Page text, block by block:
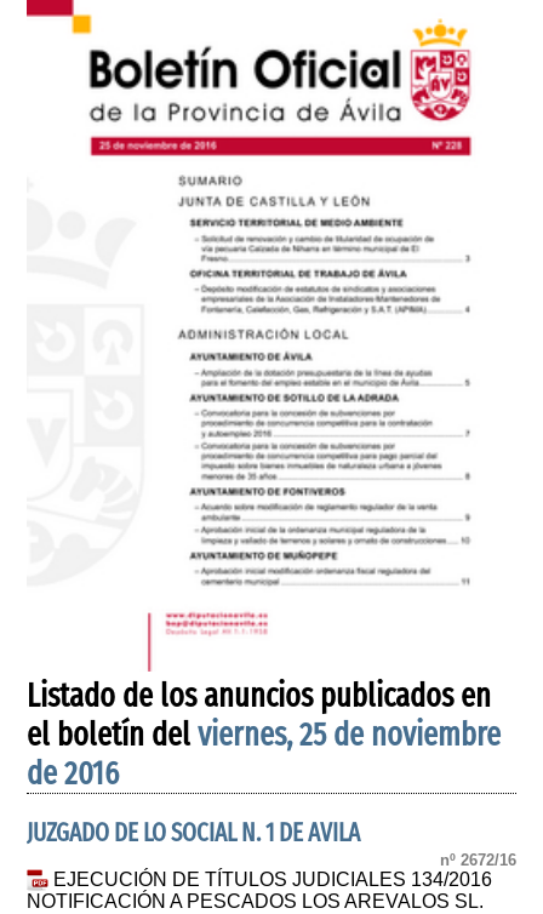
Listado de los anuncios publicados en
el boletín delviernes, 25 de noviembre
de 2016
JUZGADO DE LO SOCIAL N. 1 DE AVILA
nº 2672/16
EJECUCIÓN DE TÍTULOS JUDICIALES 134/2016
NOTIFICACIÓN A PESCADOS LOS AREVALOS SL.